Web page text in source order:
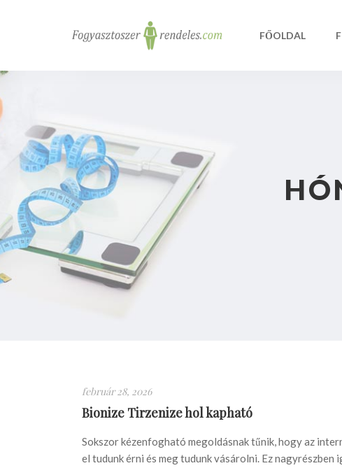
FŐOLDAL
február 28, 2026
Bionize Tirzenize hol kapható
Sokszor kézenfogható megoldásnak tűnik, hogy az
el tudunk érni és meg tudunk vásárolni. Ez nagyrészben